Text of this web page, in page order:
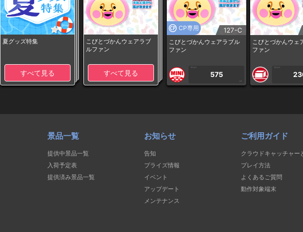
夏グッズ特集
すべて見る
こびとづかんウェアラブ
ルファン
すべて見る
CP専用 127-C
こびとづかんウェアラブル
ファン
1PLAY
575
CP
こびとづかんウェ
ファン
1PLAY
景品一覧
提供中景品一覧
入荷予定表
提供済み景品一覧
お知らせ
告知
プライズ情報
イベント
アップデート
メンテナンス
ご利用ガイド
クラウドキャッチャー
プレイ方法
よくあるご質問
動作対象端末